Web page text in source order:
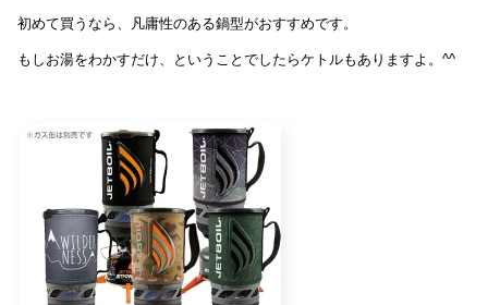
初めて買うなら、凡庸性のある鍋型がおすすめです。
もしお湯をわかすだけ、ということでしたらケトルもありますよ。^^